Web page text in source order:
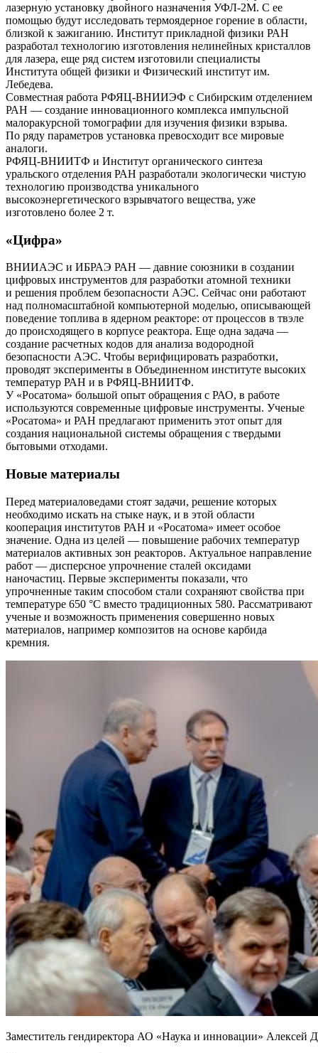
лазерную установку двойного назначения УФЛ‑2М. С ее
помощью будут исследовать термоядерное горение в области,
близкой к зажиганию. Институт прикладной физики РАН
разработал технологию изготовления нелинейных кристаллов
для лазера, еще ряд систем изготовили специалисты
Института общей физики и Физический институт им.
Лебедева.
Совместная работа РФЯЦ-ВНИИЭФ с Сибирским отделением
РАН — создание инновационного комплекса импульсной
малоракурсной томографии для изучения физики взрыва.
По ряду параметров установка превосходит все мировые
аналоги.
РФЯЦ-ВНИИТФ и Институт органического синтеза
уральского отделения РАН разработали экологически чистую
технологию производства уникального
высокоэнергетического взрывчатого вещества, уже
изготовлено более 2 т.
«Цифра»
ВНИИАЭС и ИБРАЭ РАН — давние союзники в создании
цифровых инструментов для разработки атомной техники
и решения проблем безопасности АЭС. Сейчас они работают
над полномасштабной компьютерной моделью, описывающей
поведение топлива в ядерном реакторе: от процессов в твэле
до происходящего в корпусе реактора. Еще одна задача —
создание расчетных кодов для анализа водородной
безопасности АЭС. Чтобы верифицировать разработки,
проводят эксперименты в Объединенном институте высоких
температур РАН и в РФЯЦ-ВНИИТФ.
У «Росатома» большой опыт обращения с РАО, в работе
используются современные цифровые инструменты. Ученые
«Росатома» и РАН предлагают применить этот опыт для
создания национальной системы обращения с твердыми
бытовыми отходами.
Новые материалы
Перед материаловедами стоят задачи, решение которых
необходимо искать на стыке наук, и в этой области
кооперация институтов РАН и «Росатома» имеет особое
значение. Одна из целей — повышение рабочих температур
материалов активных зон реакторов. Актуальное направление
работ — дисперсное упрочнение сталей оксидами
наночастиц. Первые эксперименты показали, что
упрочненные таким способом стали сохраняют свойства при
температуре 650 °С вместо традиционных 580. Рассматривают
ученые и возможность применения совершенно новых
материалов, например композитов на основе карбида
кремния.
Заместитель гендиректора АО «Наука и инновации» Алексей